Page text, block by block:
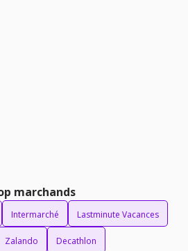
marchands
Intermarché Lastminute Vacances
Zalando Decathlon